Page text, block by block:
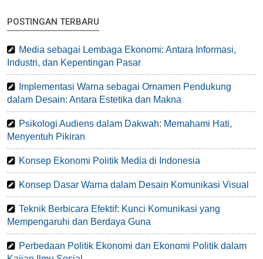
POSTINGAN TERBARU
Media sebagai Lembaga Ekonomi: Antara Informasi,
Industri, dan Kepentingan Pasar
Implementasi Warna sebagai Ornamen Pendukung
dalam Desain: Antara Estetika dan Makna
Psikologi Audiens dalam Dakwah: Memahami Hati,
Menyentuh Pikiran
Konsep Ekonomi Politik Media di Indonesia
Konsep Dasar Warna dalam Desain Komunikasi Visual
Teknik Berbicara Efektif: Kunci Komunikasi yang
Mempengaruhi dan Berdaya Guna
Perbedaan Politik Ekonomi dan Ekonomi Politik dalam